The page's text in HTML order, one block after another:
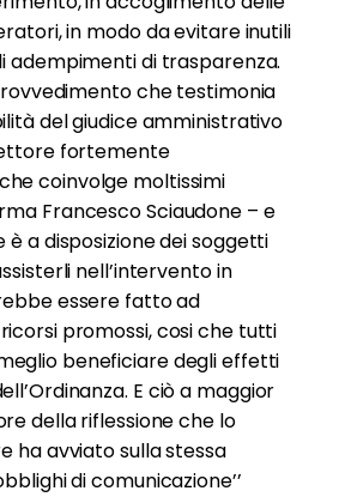
in modo da evitare inutili
adempimenti di trasparenza.
che testimonia
del giudice amministrativo
fortemente
coinvolge moltissimi
Francesco Sciaudone – e
è a disposizione dei soggetti
nell’intervento in
essere fatto ad
promossi, cosi che tutti
beneficiare degli effetti
E ciò a maggior
della riflessione che lo
ha avviato sulla stessa
di comunicazione’’